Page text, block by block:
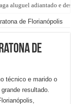
aluguel adiantado e
de Florianópolis
de
técnico e marido o
resultado.